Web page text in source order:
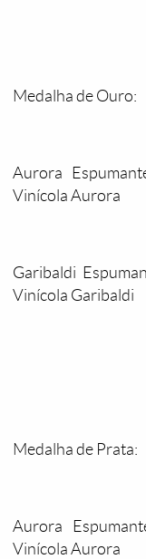
Medalha de Ouro:
Aurora
Vinícola Aurora
Garibaldi
Vinícola Garibaldi
Medalha de Prata:
Aurora
Vinícola Aurora